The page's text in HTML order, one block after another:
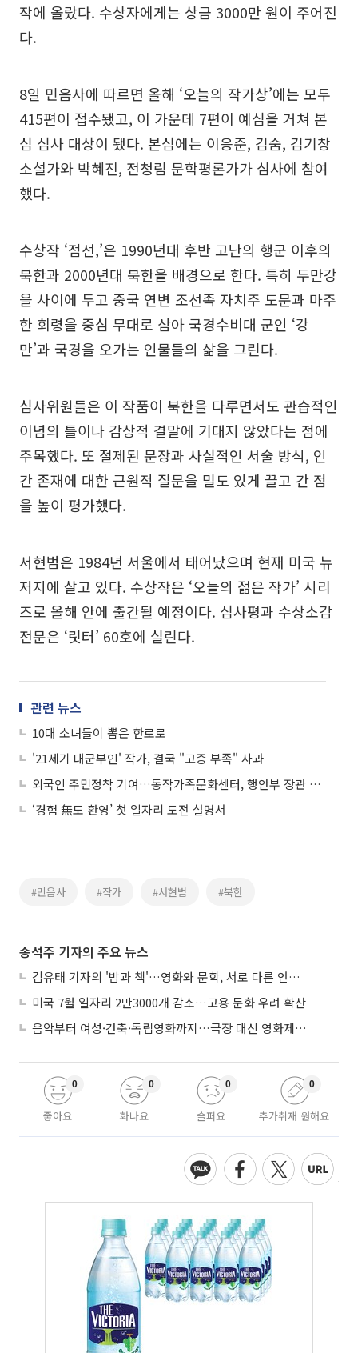
작에 올랐다. 수상자에게는 상금 3000만 원이 주어진
다.
8일 민음사에 따르면 올해 ‘오늘의 작가상’에는 모두
415편이 접수됐고, 이 가운데 7편이 예심을 거쳐 본
심 심사 대상이 됐다. 본심에는 이응준, 김숨, 김기창
소설가와 박혜진, 전청림 문학평론가가 심사에 참여
했다.
수상작 ‘점선,’은 1990년대 후반 고난의 행군 이후의
북한과 2000년대 북한을 배경으로 한다. 특히 두만강
을 사이에 두고 중국 연변 조선족 자치주 도문과 마주
한 회령을 중심 무대로 삼아 국경수비대 군인 ‘강
만’과 국경을 오가는 인물들의 삶을 그린다.
심사위원들은 이 작품이 북한을 다루면서도 관습적인
이념의 틀이나 감상적 결말에 기대지 않았다는 점에
주목했다. 또 절제된 문장과 사실적인 서술 방식, 인
간 존재에 대한 근원적 질문을 밀도 있게 끌고 간 점
을 높이 평가했다.
서현범은 1984년 서울에서 태어났으며 현재 미국 뉴
저지에 살고 있다. 수상작은 ‘오늘의 젊은 작가’ 시리
즈로 올해 안에 출간될 예정이다. 심사평과 수상소감
전문은 ‘릿터’ 60호에 실린다.
관련 뉴스
10대 소녀들이 뽑은 한로로
'21세기 대군부인' 작가, 결국 "고증 부족" 사과
외국인 주민정착 기여…동작가족문화센터, 행안부 장관 표창
‘경험 無도 환영’ 첫 일자리 도전 설명서
#민음사 #작가 #서현범 #북한
송석주 기자의 주요 뉴스
김유태 기자의 '밤과 책'…영화와 문학, 서로 다른 언어를 읽다
미국 7월 일자리 2만3000개 감소…고용 둔화 우려 확산
음악부터 여성·건축·독립영화까지…극장 대신 영화제로 즐기는 스크린 여행
좋아요
0
화나요
0
슬퍼요
0
추가취재 원해요
0